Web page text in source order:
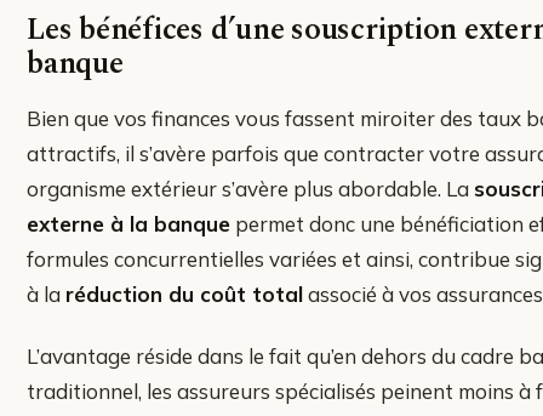
Les bénéfices d’une souscription
banque
Bien que vos finances vous fassent miroiter des taux
attractifs, il s’avère parfois que contracter votre
organisme extérieur s’avère plus abordable. La
externe à la banque permet donc une bénéficiation
formules concurrentielles variées et ainsi, contribue
à la réduction du coût totalassocié à vos
L’avantage réside dans le fait qu’en dehors du cadre
traditionnel, les assureurs spécialisés peinent moins à